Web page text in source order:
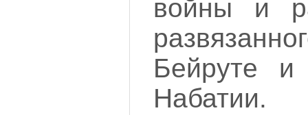
войны и
Бейруте